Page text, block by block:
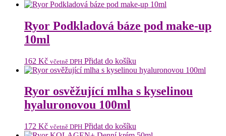
Ryor Podkladová báze pod make-up
10ml
162 Kč včetně DPH Přidat do košíku
Ryor osvěžující mlha s kyselinou
hyaluronovou 100ml
172 Kč včetně DPH Přidat do košíku